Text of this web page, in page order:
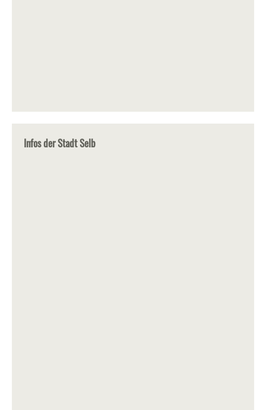
Infos der Stadt Selb